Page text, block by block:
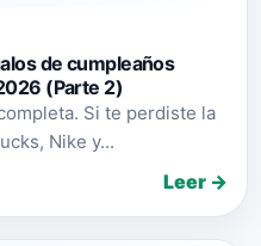
de cumpleaños
(Parte 2)
Si te perdiste la
Nike y...
Leer →